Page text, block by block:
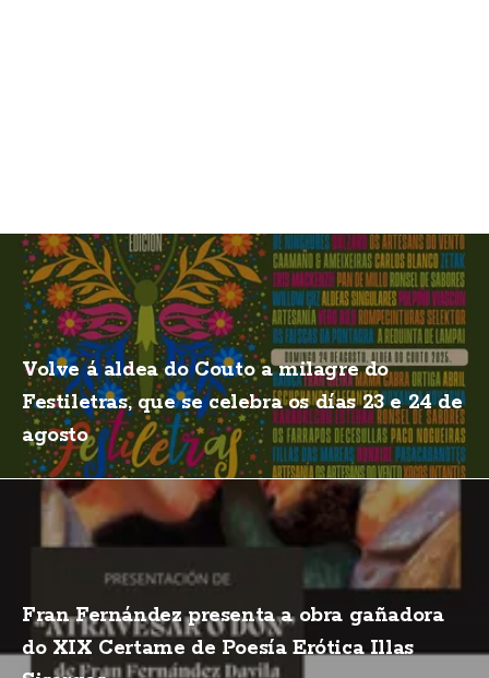
Volve á aldea do Couto a milagre do
Festiletras, que se celebra os días 23 e 24 de
agosto
Fran Fernández presenta a obra gañadora
do XIX Certame de Poesía Erótica Illas